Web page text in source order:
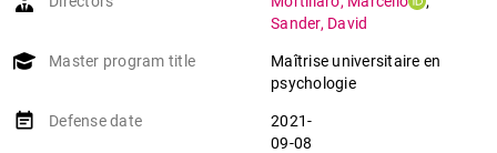
Sander, David
Master program title
Maîtrise universitaire en
psychologie
event_note Defense date
2021-
09-08